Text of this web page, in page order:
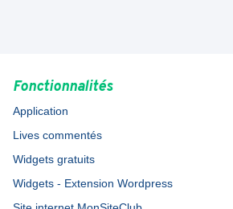
Fonctionnalités
Application
Lives commentés
Widgets gratuits
Widgets - Extension Wordpress